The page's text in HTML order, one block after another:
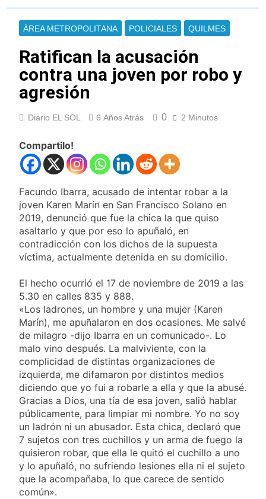
Ley de Propiedad
La Diócesis de
Quilmes celebra la
fiesta de San
16 Horas Atrás
La Línea 148 pasó a
ser operada por La
Central de Vicente
López
17 Horas Atrás
sumideros y
desagües en medio
17 Horas Atrás
consultar
infracciones en
segundos
18 Horas Atrás
Una gran
obra teatral «Los
Abuelos No Mienten»
19 Horas Atrás
Marcha al Congreso:
cortes, desvíos y
operativo de
seguridad por la
protesta contra la
reforma de la Ley de
22 Horas Atrás
Tormentas severas y
fuertes ráfagas de
provincias bajo alerta
meteorológica
Senado debate el
propiedad privada
con foco en los
desalojos
1 Día Atrás
Día del Cirujano
Torácico: una
especialidad clave
para el cuidado de la
salud respiratoria en
el Sanatorio Urquiza
1 Día Atrás
Alerta naranja en
Quilmes por
tormentas severas y
fuertes ráfagas de
viento
1 Día Atrás
ÁREA METROPOLITANA POLICIALES QUILMES
Ratifican la acusación
contra una joven por robo y
agresión
Diario EL SOL 6 Años Atrás 0 2 Minutos
Compartilo!
Facundo Ibarra, acusado de intentar robar a la
joven Karen Marín en San Francisco Solano en
2019, denunció que fue la chica la que quiso
asaltarlo y que por eso lo apuñaló, en
contradicción con los dichos de la supuesta
víctima, actualmente detenida en su domicilio.
El hecho ocurrió el 17 de noviembre de 2019 a las
5.30 en calles 835 y 888.
«Los ladrones, un hombre y una mujer (Karen
Marín), me apuñalaron en dos ocasiones. Me salvé
de milagro -dijo Ibarra en un comunicado-. Lo
malo vino después. La malviviente, con la
complicidad de distintas organizaciones de
izquierda, me difamaron por distintos medios
diciendo que yo fui a robarle a ella y que la abusé.
Gracias a Dios, una tía de esa joven, salió hablar
públicamente, para limpiar mi nombre. Yo no soy
un ladrón ni un abusador. Esta chica, declaró que
7 sujetos con tres cuchillos y un arma de fuego la
quisieron robar, que ella le quitó el cuchillo a uno
y lo apuñaló, no sufriendo lesiones ella ni el sujeto
que la acompañaba, lo que carece de sentido
común».